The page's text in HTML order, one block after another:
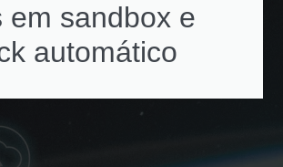
em sandbox e
automático